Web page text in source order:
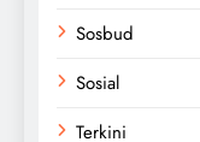
Sosbud
Sosial
Terkini